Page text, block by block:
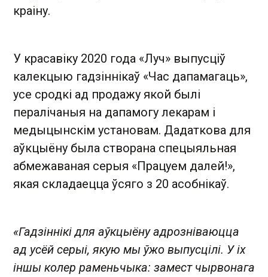
краіну.
У красавіку 2020 года «Луч» выпусціў
калекцыю гадзіннікаў «Час дапамагаць»,
усе сродкі ад продажу якой былі
пералічаныя на дапамогу лекарам і
медыцынскім установам. Дадаткова для
аўкцыёну была створана спецыяльная
абмежаваная серыя «Працуем далей!»,
якая складаецца ўсяго з 20 асобнікаў.
«Гадзіннікі для аўкцыёну адрозніваюцца
ад усёй серыі, якую мы ўжо выпусцілі. У іх
іншы колер раменьчыка: замест чырвонага